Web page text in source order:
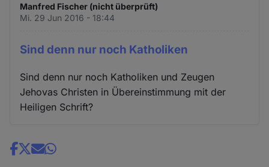
Manfred Fischer (nicht überprüft)
Mi. 29 Jun 2016 - 18:44
Sind denn nur noch Katholiken
Sind denn nur noch Katholiken und Zeugen
Jehovas Christen in Übereinstimmung mit der
Heiligen Schrift?
Share